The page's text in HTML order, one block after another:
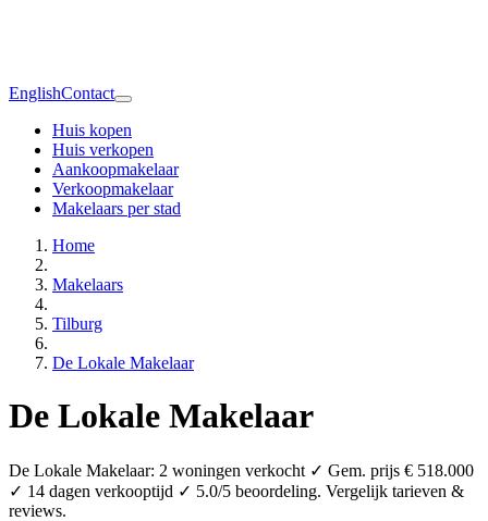
EnglishContact
Huis kopen
Huis verkopen
Aankoopmakelaar
Verkoopmakelaar
Makelaars per stad
Home
Makelaars
Tilburg
De Lokale Makelaar
De Lokale Makelaar
De Lokale Makelaar: 2 woningen verkocht ✓ Gem. prijs € 518.000
✓ 14 dagen verkooptijd ✓ 5.0/5 beoordeling. Vergelijk tarieven &
reviews.